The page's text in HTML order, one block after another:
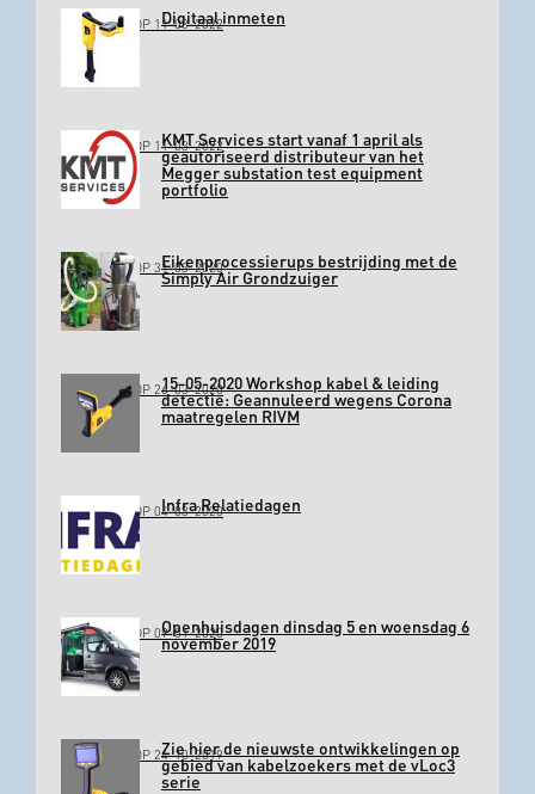
GEPLAATST OP 11-03-2022Digitaal inmeten
GEPLAATST OP 11-03-2022KMT Services start vanaf 1 april als
geautoriseerd distributeur van het
Megger substation test equipment
portfolio
GEPLAATST OP 31-03-2020Eikenprocessierups bestrijding met de
Simply Air Grondzuiger
GEPLAATST OP 26-03-202015-05-2020 Workshop kabel & leiding
detectie: Geannuleerd wegens Corona
maatregelen RIVM
GEPLAATST OP 04-03-2020Infra Relatiedagen
GEPLAATST OP 09-01-2020Openhuisdagen dinsdag 5 en woensdag 6
november 2019
GEPLAATST OP 24-10-2019Zie hier de nieuwste ontwikkelingen op
gebied van kabelzoekers met de vLoc3
serie